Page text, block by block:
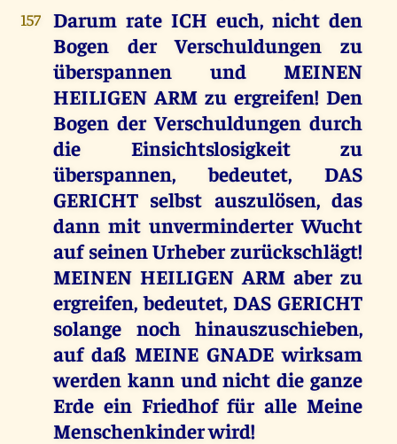
157
Darum rate ICH euch, nicht den
Bogen der Verschuldungen zu
überspannen und MEINEN
HEILIGEN ARM zu ergreifen! Den
Bogen der Verschuldungen durch
die Einsichtslosigkeit zu
überspannen, bedeutet, DAS
GERICHT selbst auszulösen, das
dann mit unverminderter Wucht
auf seinen Urheber zurückschlägt!
MEINEN HEILIGEN ARM aber zu
ergreifen, bedeutet, DAS GERICHT
solange noch hinauszuschieben,
auf daß MEINE GNADE wirksam
werden kann und nicht die ganze
Erde ein Friedhof für alle Meine
Menschenkinder wird!